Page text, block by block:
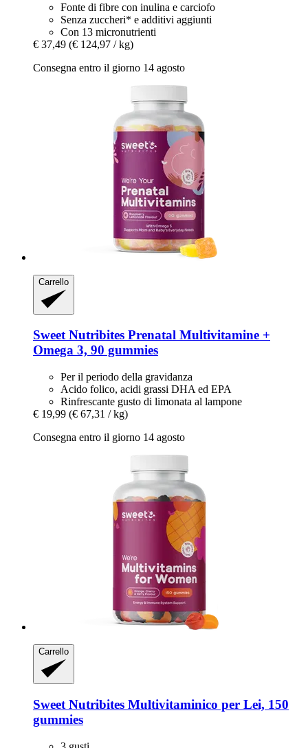
Fonte di fibre con inulina e carciofo
Senza zuccheri* e additivi aggiunti
Con 13 micronutrienti
€ 37,49 (€ 124,97 / kg)
Consegna entro il giorno 14 agosto
Carrello
Sweet Nutribites Prenatal Multivitamine +
Omega 3, 90 gummies
Per il periodo della gravidanza
Acido folico, acidi grassi DHA ed EPA
Rinfrescante gusto di limonata al lampone
€ 19,99 (€ 67,31 / kg)
Consegna entro il giorno 14 agosto
Carrello
Sweet Nutribites Multivitaminico per Lei, 150
gummies